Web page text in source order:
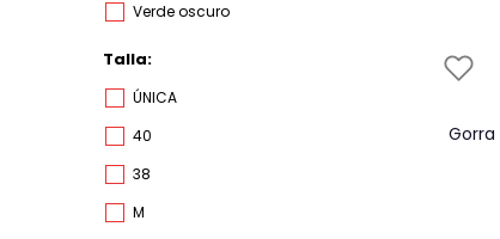
verde oscuro
multicolor
gris
dorado
Talla
ÚNICA
40
38
M
gorra senna hombre nea